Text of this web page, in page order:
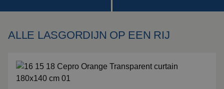
ALLE LASGORDIJN OP EEN RIJ